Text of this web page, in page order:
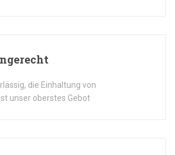
die Einhaltung von
unser oberstes Gebot